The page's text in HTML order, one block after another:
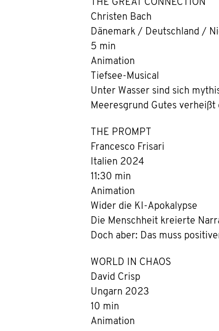
THE GREAT CONNECTION
Christen Bach
Dänemark / Deutschland /
5 min
Animation
Tiefsee-Musical
Unter Wasser sind sich
Meeresgrund Gutes verheißt
THE PROMPT
Francesco Frisari
Italien 2024
11:30 min
Animation
Wider die KI-Apokalypse
Die Menschheit kreierte
Doch aber: Das muss
WORLD IN CHAOS
David Crisp
Ungarn 2023
10 min
Animation